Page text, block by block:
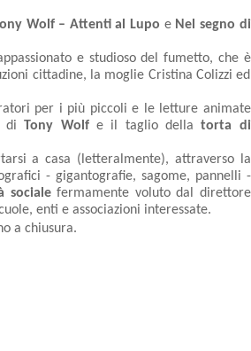
Wolf – Attenti al Lupo e Nel segno di
e studioso del fumetto, che è
cittadine, la moglie Cristina Colizzi ed
per i più piccoli e le letture animate
di Tony Wolf e il taglio della torta di
a casa (letteralmente), attraverso la
- gigantografie, sagome, pannelli -
sociale fermamente voluto dal direttore
enti e associazioni interessate.
a chiusura.